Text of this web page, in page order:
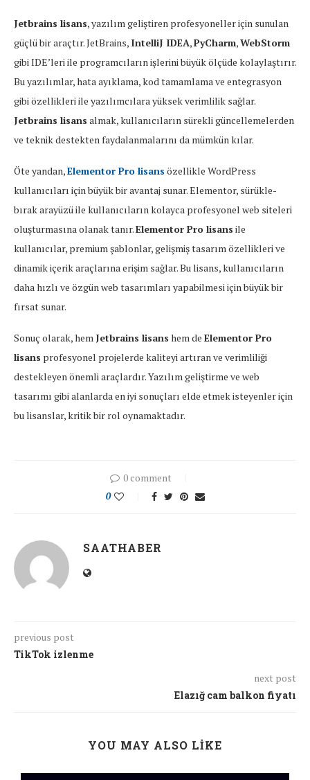
Jetbrains lisans, yazılım geliştiren profesyoneller için sunulan
güçlü bir araçtır. JetBrains, IntelliJ IDEA,PyCharm,WebStorm
gibi IDE’leri ile programcıların işlerini büyük ölçüde kolaylaştırır.
Bu yazılımlar, hata ayıklama, kod tamamlama ve entegrasyon
gibi özellikleri ile yazılımcılara yüksek verimlilik sağlar.
Jetbrains lisans almak, kullanıcıların sürekli güncellemelerden
ve teknik destekten faydalanmalarını da mümkün kılar.
Öte yandan,Elementor Pro lisans özellikle WordPress
kullanıcıları için büyük bir avantaj sunar. Elementor, sürükle-
bırak arayüzü ile kullanıcıların kolayca profesyonel web siteleri
oluşturmasına olanak tanır.Elementor Pro lisans ile
kullanıcılar, premium şablonlar, gelişmiş tasarım özellikleri ve
dinamik içerik araçlarına erişim sağlar. Bu lisans, kullanıcıların
daha hızlı ve özgün web tasarımları yapabilmesi için büyük bir
fırsat sunar.
Sonuç olarak, hem Jetbrains lisans hem de Elementor Pro
lisans profesyonel projelerde kaliteyi artıran ve verimliliği
destekleyen önemli araçlardır. Yazılım geliştirme ve web
tasarımı gibi alanlarda en iyi sonuçları elde etmek isteyenler için
bu lisanslar, kritik bir rol oynamaktadır.
0 comment
0
SAATHABER
previous post
TikTok izlenme
next post
Elazığ cam balkon fiyatı
YOU MAY ALSO LIKE